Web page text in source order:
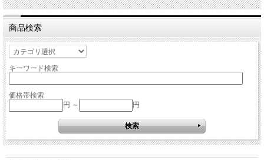
商品検索
キーワード検索
価格帯検索
円 ～
円